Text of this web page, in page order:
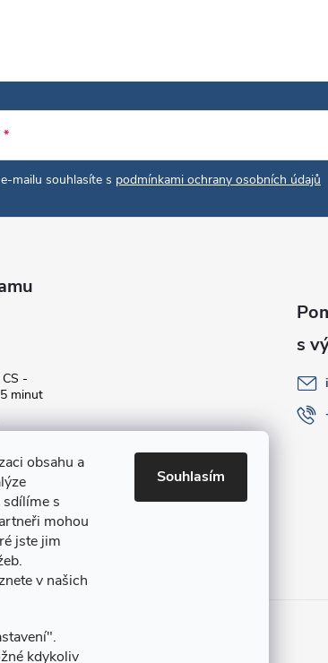
obsahu a
s
mohou
jste jim
v našich
kdykoliv
Souhlasím
mailu souhlasíte s podmínkami ochrany osobních údajů
-
minut
za
dopravy